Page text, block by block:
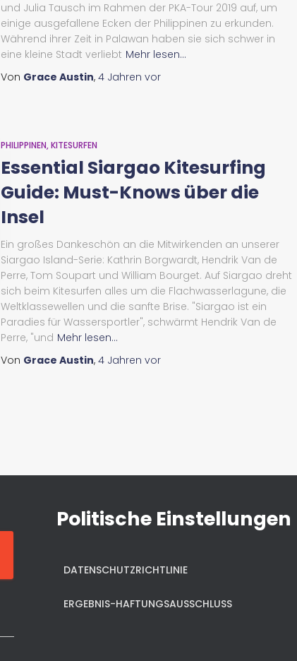
und Julia Tausch im Rahmen der PKA-Tour 2019 auf, um
einige ausgefallene Ecken der Philippinen zu erkunden.
Während ihrer Zeit in Palawan haben sie sich schwer in
eine kleine Stadt verliebt Mehr lesen...
Von Grace Austin, 4 Jahren vor
PHILIPPINEN KITESURFEN
Essential Siargao Kitesurfing
Guide: Must-Knows über die
Insel
Ein großes Dankeschön an die Mitwirkenden an unserer
Siargao Island-Serie: Kathrin Borgwardt, Hendrik Van de
Perre, Tom Soupart und William Bourget. Auf Siargao dreht
sich beim Kitesurfen alles um die Flachwasserlagune, die
Weltklassewellen und die sanfte Brise. "Siargao ist ein
Paradies für Wassersportler", schwärmt Hendrik Van de
Perre, "und Mehr lesen...
Von Grace Austin, 4 Jahren vor
Politische Einstellungen
DATENSCHUTZRICHTLINIE
ERGEBNIS-HAFTUNGSAUSSCHLUSS